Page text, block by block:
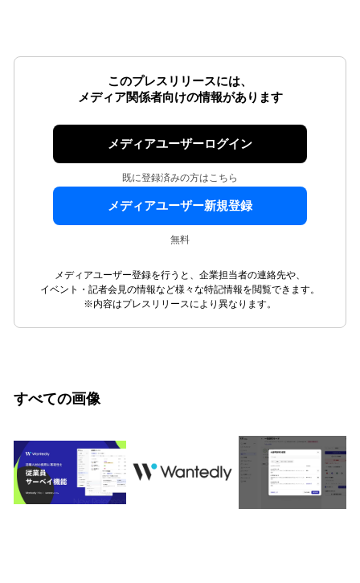
このプレスリリースには、
メディア関係者向けの情報があります
メディアユーザーログイン
既に登録済みの方はこちら
メディアユーザー新規登録
無料
メディアユーザー登録を行うと、企業担当者の連絡先や、
イベント・記者会見の情報など様々な特記情報を閲覧できます。
※内容はプレスリリースにより異なります。
すべての画像